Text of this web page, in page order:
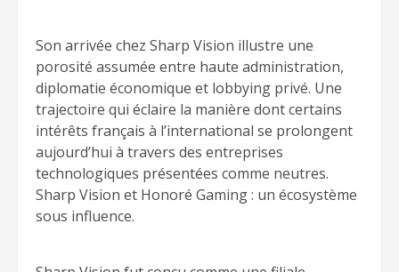
Son arrivée chez Sharp Vision illustre une
porosité assumée entre haute administration,
diplomatie économique et lobbying privé. Une
trajectoire qui éclaire la manière dont certains
intérêts français à l’international se prolongent
aujourd’hui à travers des entreprises
technologiques présentées comme neutres.
Sharp Vision et Honoré Gaming : un écosystème
sous influence.